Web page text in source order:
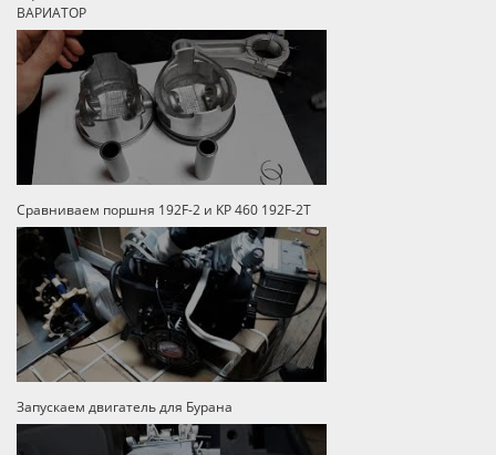
ВАРИАТОР
Сравниваем поршня 192F-2 и KP 460 192F-2T
Запускаем двигатель для Бурана